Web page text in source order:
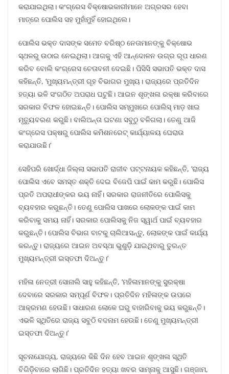
କରାଯାଇଥିଲା। କଂଗ୍ରେସ ବିକ୍ଷୋଭକାରୀମାନେ ଅଗ୍ରସର ହେବା
ମାତ୍ରେ ପୋଲିସ ସହ ମୁହାଁମୁହିଁ ହୋଇଥିଲେ।
ପୋଲିସ ଭକ୍ତ ଦାସଙ୍କ ସମେତ ବରିଷ୍ଠ ନେତାମାନଙ୍କୁ ବିକ୍ଷୋଭ
ସ୍ଥଳରୁ ଉଠାଇ ନେଇଥିଲା। ଆଗକୁ ଏହି ଆନ୍ଦୋଳନ ଉଗ୍ର ରୂପ ଧାରଣ
କରିବ ବୋଲି କଂଗ୍ରେସ ଚେତାବନୀ ଦେଇଛି। ପିସିସି ସଭାପତି ଭକ୍ତ ଦାସ
କହିଛନ୍ତି, ‘ମୁଖ୍ୟମନ୍ତ୍ରୀ ଗୃହ ବିଭାଗର ମୁଖ୍ୟ। ରାଜ୍ୟରେ ପ୍ରତିଦିନ
ହତ୍ୟା ଭଳି ସଂଗଠିତ ଅପରାଧ ଘଟୁଛି। ଆଇନ ଶୃଙ୍ଖଳା ରକ୍ଷା କରିବାରେ
ସରକାର ବିଫଳ ହୋଇଛନ୍ତି। ପୋଲିସ ସମ୍ମୁଖରେ ପୋଲିସ୍ ମାଡ଼ ଖାଇ
ମୃତ୍ୟୁବରଣ କରୁଛି। ବାଲିଅନ୍ତା ଘଟଣା ସବୁଠୁ ବଳିଗଲା। ତେଣୁ ଆଜି
କଂଗ୍ରେସ ପକ୍ଷରୁ ପୋଲିସ କମିଶନରେଟ୍ କାର୍ଯ୍ୟାଳୟ ଘେରାଉ
କରାଯାଉଛି।’
ସେହିପରି ଖୋର୍ଦ୍ଧା ଜିଲ୍ଲା ସଭାପତି ରାଜୀବ ପଟ୍ଟନାୟକ କହିଛନ୍ତି, ‘ରାଜ୍ୟ
ପୋଲିସ ଏବେ ସମସ୍ତ ଶକ୍ତି ଦେଇ ବିଜେପି ପାଇଁ କାମ କରୁଛି। ପୋଲିସ
ପ୍ରତି ଅପରାଧୀଙ୍କର ଭୟ ନାହିଁ। ସରକାର ରାଜନୀତିରେ ପୋଲିସକୁ
ବ୍ୟବହାର କରୁଛନ୍ତି। ତେଣୁ ପୋଲିସ ପାଖରେ ଲୋକଙ୍କ ପାଇଁ କାମ
କରିବାକୁ ସମୟ ନାହିଁ। ସରକାର ପୋଲିସକୁ ନିଜ ସ୍ୱାର୍ଥ ପାଇଁ ବ୍ୟବହାର
କରୁଛନ୍ତି। ପୋଲିସ ବିଭାଗ ବାଟକୁ ଚାଲିଆସନ୍ତୁ, ଲୋକଙ୍କ ପାଇଁ କାର୍ଯ୍ୟ
କରନ୍ତୁ। ରାଜ୍ୟରେ ଆଇନ ଅବସ୍ଥା ଭୁଶୁଡ଼ି ଯାଇଥିବାରୁ ତୁରନ୍ତ
ମୁଖ୍ୟମନ୍ତ୍ରୀ ଇସ୍ତଫା ଦିଅନ୍ତୁ।’
ମହିଳା ନେତ୍ରୀ ସୋନାଲି ସାହୁ କହିଛନ୍ତି, ‘ମହିଳାମାନଙ୍କୁ ସୁରକ୍ଷା
ଦେବାରେ ସରକାର ସମ୍ପୂର୍ଣ ବିଫଳ। ପ୍ରତିଦିନ ମହିଳାଙ୍କ ଉପରେ
ଆକ୍ରମଣ ହେଉଛି। ସାଧାରଣ ଲୋକେ ଘରୁ ବାହାରିବାକୁ ଭୟ କରୁଛନ୍ତି।
ଏଭଳି ସ୍ଥିତିରେ ରାଜ୍ୟ ସବୁଠି ବଦନାମ ହେଉଛି। ତେଣୁ ମୁଖ୍ୟମନ୍ତ୍ରୀ
ଇସ୍ତଫା ଦିଅନ୍ତୁ।’
ସୂଚନାଯୋଗ୍ୟ, ରାଜ୍ୟରେ କିଛି ଦିନ ହେବ ଆଇନ ଶୃଙ୍ଖଳା ସ୍ଥିତି
ବିଗିଡ଼ିବାରେ ଲାଗିଛି। ପ୍ରତିଦିନ ହତ୍ୟା ଖବର ସାମ୍ନାକୁ ଆସୁଛି। ଗଞ୍ଜାମ,